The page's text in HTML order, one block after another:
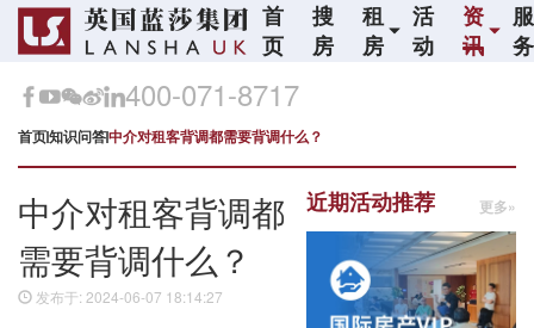
首
页
搜
房
租
房
活
动
资
讯
服
务
400-071-8717
首页知识问答中介对租客背调都需要背调什么？
中介对租客背调都
需要背调什么？
发布于: 2024-06-07 18:14:27
近期活动推荐 更多»